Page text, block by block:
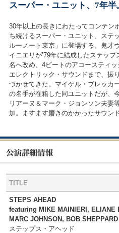
スーパー・ユニット、7年
30年以上の長きにわたってコンテン
ち続けるスーパー・ユニット、ステ
ルーノート東京」に登場する。鬼才
イニエリが’79年に結成したステップ
名へ改め、4ビートのアコースティ
エレクトリック・サウンドまで、振
づかせてきた。マイケル・ブレッカ
の名手が在籍した同ユニットだが、
リアーヌ＆マーク・ジョンソン夫妻
加。ますます磨きのかかったサウン
TITLE
STEPS AHEAD
featuring MIKE MAINIERI, ELIANE
MARC JOHNSON, BOB
ステップス・アヘッド